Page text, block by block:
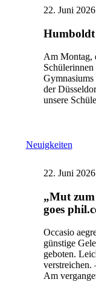
22. Juni 2026
Humboldt
Am Montag,
der
unsere
Neuigkeiten
22. Juni 2026
„Mut
goes
Occasio
günstige
geboten.
verstreichen.
Am